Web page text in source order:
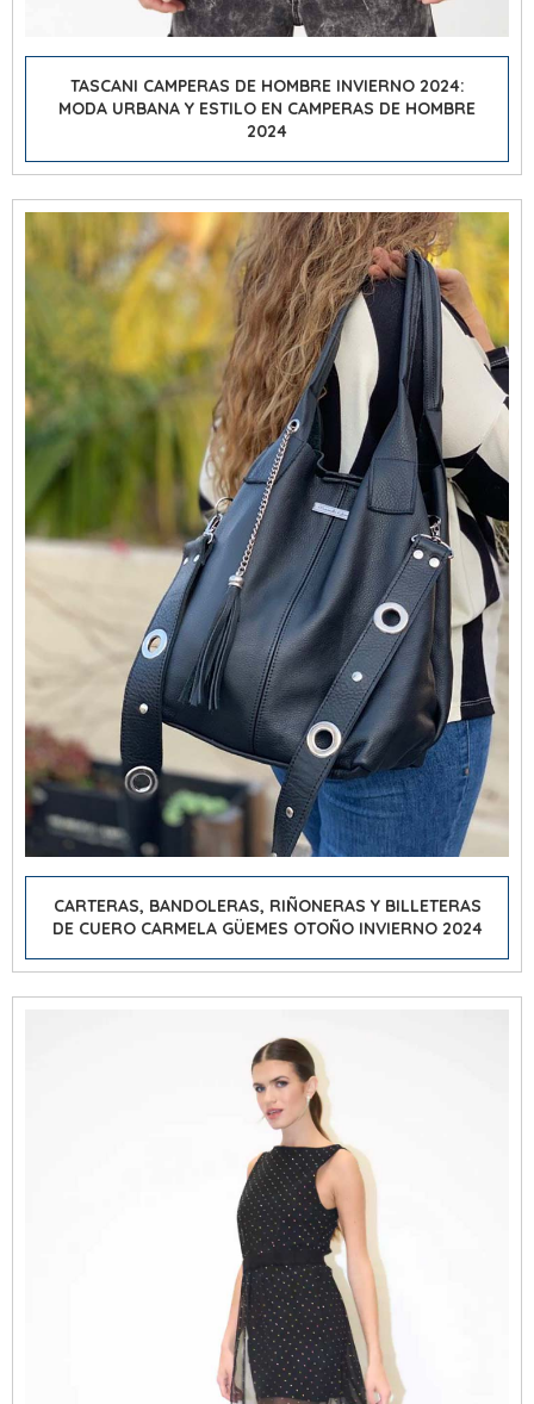
TASCANI CAMPERAS DE HOMBRE INVIERNO 2024:
MODA URBANA Y ESTILO EN CAMPERAS DE HOMBRE
2024
CARTERAS, BANDOLERAS, RIÑONERAS Y BILLETERAS
DE CUERO CARMELA GÜEMES OTOÑO INVIERNO 2024